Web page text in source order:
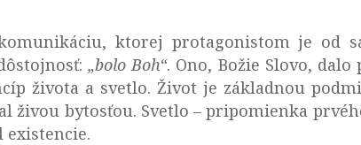
ktorej protagonistom je od
„bolo Boh“. Ono, Božie Slovo, dalo
života a svetlo. Život je základnou
živou bytosťou. Svetlo – pripomienka
existencie.